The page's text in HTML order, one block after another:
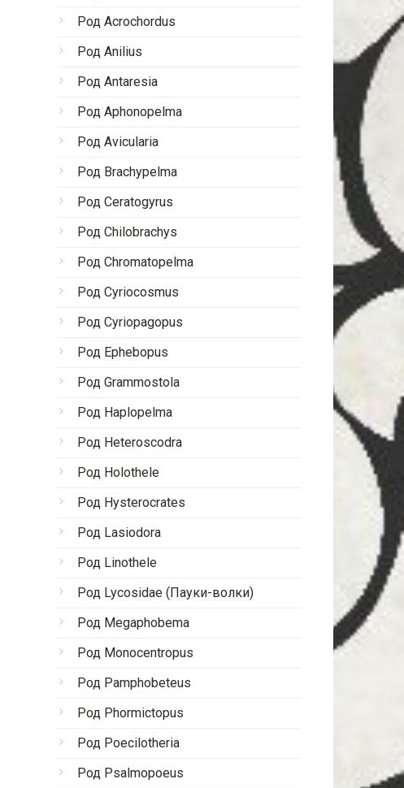
Род Acrochordus
Род Anilius
Род Antaresia
Род Aphonopelma
Род Avicularia
Род Brachypelma
Род Ceratogyrus
Род Chilobrachys
Род Chromatopelma
Род Cyriocosmus
Род Cyriopagopus
Род Ephebopus
Род Grammostola
Род Haplopelma
Род Heteroscodra
Род Holothele
Род Hysterocrates
Род Lasiodora
Род Linothele
Род Lycosidae (Пауки-волки)
Род Megaphobema
Род Monocentropus
Род Pamphobeteus
Род Phormictopus
Род Poecilotheria
Род Psalmopoeus